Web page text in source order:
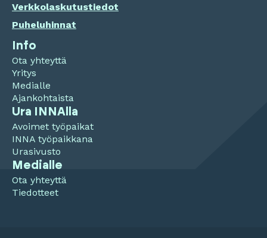
Verkkolaskutustiedot
Puheluhinnat
Info
Ota yhteyttä
Yritys
Medialle
Ajankohtaista
Ura INNAlla
Avoimet työpaikat
INNA työpaikkana
Urasivusto
Medialle
Ota yhteyttä
Tiedotteet